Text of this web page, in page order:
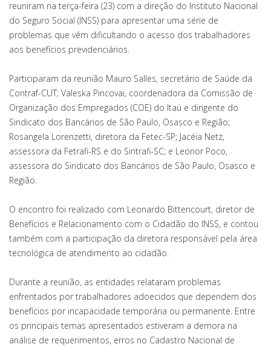
reuniram na terça-feira (23) com a direção do Instituto Nacional
do Seguro Social (INSS) para apresentar uma série de
problemas que vêm dificultando o acesso dos trabalhadores
aos benefícios previdenciários.
Participaram da reunião Mauro Salles, secretário de Saúde da
Contraf-CUT; Valeska Pincovai, coordenadora da Comissão de
Organização dos Empregados (COE) do Itaú e dirigente do
Sindicato dos Bancários de São Paulo, Osasco e Região;
Rosangela Lorenzetti, diretora da Fetec-SP; Jacéia Netz,
assessora da Fetrafi-RS e do Sintrafi-SC; e Leonor Poco,
assessora do Sindicato dos Bancários de São Paulo, Osasco e
Região.
O encontro foi realizado com Leonardo Bittencourt, diretor de
Benefícios e Relacionamento com o Cidadão do INSS, e contou
também com a participação da diretora responsável pela área
tecnológica de atendimento ao cidadão.
Durante a reunião, as entidades relataram problemas
enfrentados por trabalhadores adoecidos que dependem dos
benefícios por incapacidade temporária ou permanente. Entre
os principais temas apresentados estiveram a demora na
análise de requerimentos, erros no Cadastro Nacional de